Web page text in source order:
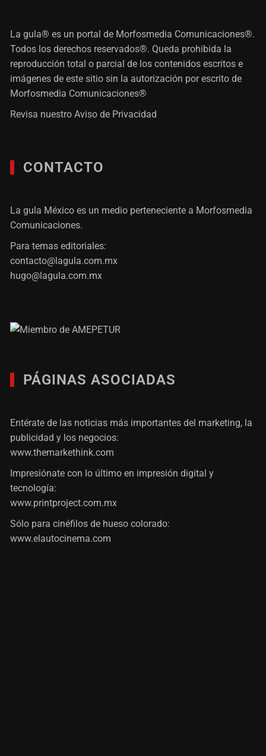
La gula® es un portal de Morfosmedia Comunicaciones®.
Todos los derechos reservados®. Queda prohibida la
reproducción total o parcial de los contenidos escritos e
imágenes de este sitio sin la autorización por escrito de
Morfosmedia Comunicaciones®
Revisa nuestroAviso de Privacidad
CONTACTO
La gula México es un medio perteneciente a Morfosmedia
Comunicaciones.
Para temas editoriales:
contacto@lagula.com.mx
hugo@lagula.com.mx
PÁGINAS ASOCIADAS
Entérate de las noticias más importantes del marketing, la
publicidad y los negocios:
www.themarkethink.com
Impresiónate con lo último en impresión digital y
tecnología:
www.printproject.com.mx
Sólo para cinéfilos de hueso colorado:
www.elautocinema.com